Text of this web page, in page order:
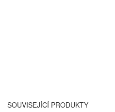
SOUVISEJÍCÍ PRODUKTY